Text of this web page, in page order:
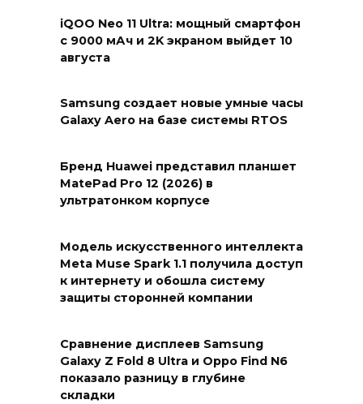
iQOO Neo 11 Ultra: мощный смартфон
с 9000 мАч и 2K экраном выйдет 10
августа
Samsung создает новые умные часы
Galaxy Aero на базе системы RTOS
Бренд Huawei представил планшет
MatePad Pro 12 (2026) в
ультратонком корпусе
Модель искусственного интеллекта
Meta Muse Spark 1.1 получила доступ
к интернету и обошла систему
защиты сторонней компании
Сравнение дисплеев Samsung
Galaxy Z Fold 8 Ultra и Oppo Find N6
показало разницу в глубине
складки